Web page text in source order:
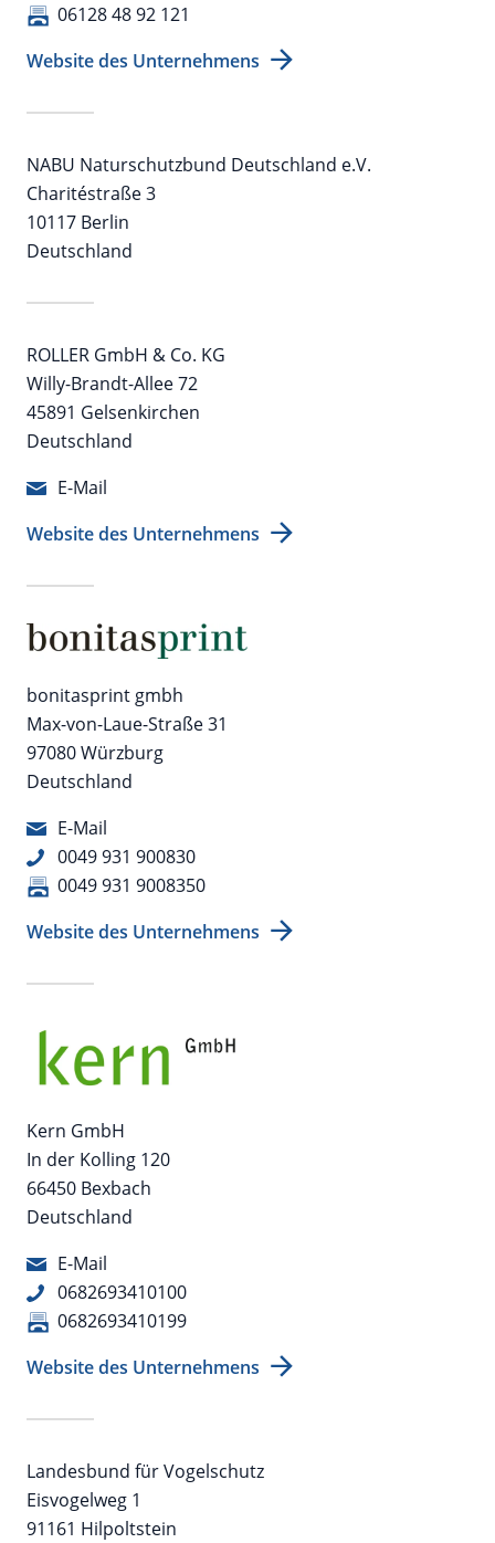
06128 48 92 121
Website des Unternehmens
NABU Naturschutzbund Deutschland e.V.
Charitéstraße 3
10117 Berlin
Deutschland
ROLLER GmbH & Co. KG
Willy-Brandt-Allee 72
45891 Gelsenkirchen
Deutschland
E-Mail
Website des Unternehmens
bonitasprint gmbh
Max-von-Laue-Straße 31
97080 Würzburg
Deutschland
E-Mail
0049 931 900830
0049 931 9008350
Website des Unternehmens
Kern GmbH
In der Kolling 120
66450 Bexbach
Deutschland
E-Mail
0682693410100
0682693410199
Website des Unternehmens
Landesbund für Vogelschutz
Eisvogelweg 1
91161 Hilpoltstein